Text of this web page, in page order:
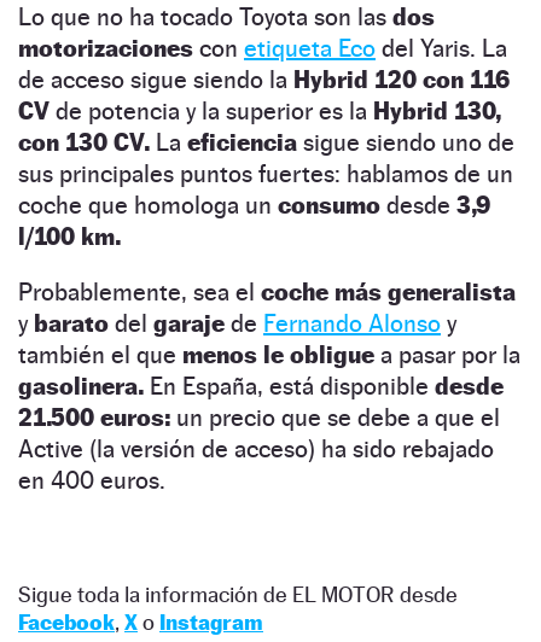
Lo que no ha tocado Toyota son las dos
motorizaciones con etiqueta Eco del Yaris. La
de acceso sigue siendo la Hybrid 120 con 116
CV de potencia y la superior es la Hybrid 130,
con 130 CV. La eficiencia sigue siendo uno de
sus principales puntos fuertes: hablamos de un
coche que homologa un consumo desde 3,9
l/100 km.
Probablemente, sea el coche más generalista
y barato del garaje de Fernando Alonso y
también el que menos le obligue a pasar por la
gasolinera. En España, está disponible desde
21.500 euros: un precio que se debe a que el
Active (la versión de acceso) ha sido rebajado
en 400 euros.
Sigue toda la información de EL MOTOR desde
Facebook, Xo Instagram